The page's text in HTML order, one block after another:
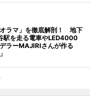
ラマ」を徹底解剖！ 地下
駅を走る電車やLED4000
ラーMAJIRIさんが作る